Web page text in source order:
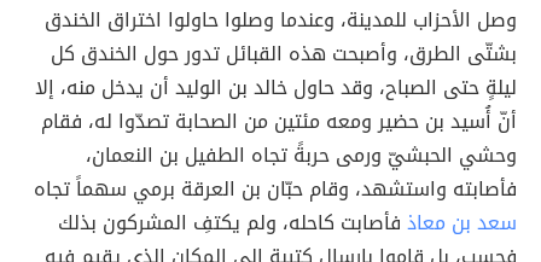
وصل الأحزاب للمدينة، وعندما وصلوا حاولوا اختراق الخندق
بشتّى الطرق، وأصبحت هذه القبائل تدور حول الخندق كل
ليلةٍ حتى الصباح، وقد حاول خالد بن الوليد أن يدخل منه، إلا
أنّ أُسيد بن حضير ومعه مئتين من الصحابة تصدّوا له، فقام
وحشي الحبشيّ ورمى حربةً تجاه الطفيل بن النعمان،
فأصابته واستشهد، وقام حبّان بن العرقة برمي سهماً تجاه
سعد بن معاذفأصابت كاحله، ولم يكتفِ المشركون بذلك